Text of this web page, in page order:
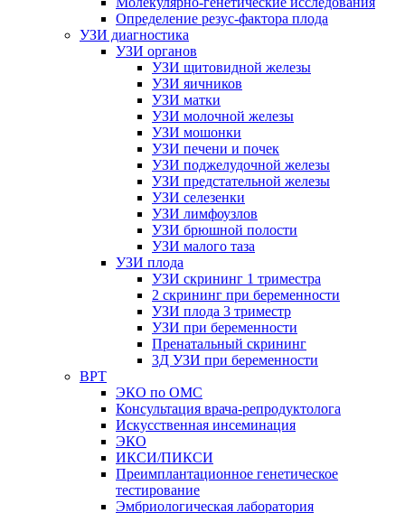
Определение резус-фактора плода
УЗИ диагностика
УЗИ органов
УЗИ щитовидной железы
УЗИ яичников
УЗИ матки
УЗИ молочной железы
УЗИ мошонки
УЗИ печени и почек
УЗИ поджелудочной железы
УЗИ предстательной железы
УЗИ селезенки
УЗИ лимфоузлов
УЗИ брюшной полости
УЗИ малого таза
УЗИ плода
УЗИ скрининг 1 триместра
2 скрининг при беременности
УЗИ плода 3 триместр
УЗИ при беременности
Пренатальный скрининг
3Д УЗИ при беременности
ВРТ
ЭКО по ОМС
Консультация врача-репродуктолога
Искусственная инсеминация
ЭКО
ИКСИ/ПИКСИ
Преимплантационное генетическое
тестирование
Эмбриологическая лаборатория